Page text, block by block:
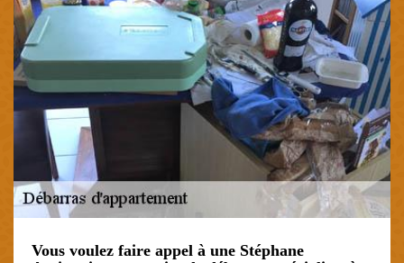
Vous voulez faire appel à une Stéphane